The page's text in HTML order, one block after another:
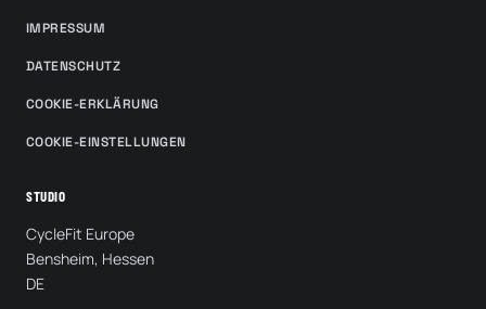
IMPRESSUM
DATENSCHUTZ
COOKIE-ERKLÄRUNG
COOKIE-EINSTELLUNGEN
STUDIO
CycleFit Europe
Bensheim, Hessen
DE